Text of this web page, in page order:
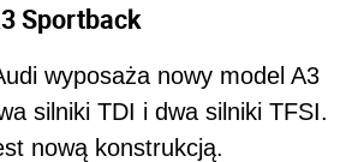
Sportback
wyposaża nowy model A3
silniki TDI i dwa silniki TFSI.
nową konstrukcją.